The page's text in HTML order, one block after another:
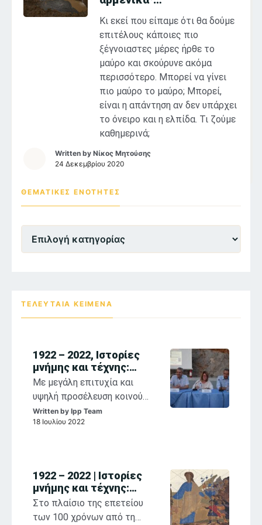
Κι εκεί που είπαμε ότι θα δούμε
επιτέλους κάποιες πιο
ξέγνοιαστες μέρες ήρθε το
μαύρο και σκούρυνε ακόμα
περισσότερο. Μπορεί να γίνει
πιο μαύρο το μαύρο; Μπορεί,
είναι η απάντηση αν δεν υπάρχει
το όνειρο και η ελπίδα. Τι ζούμε
καθημερινά;
Written by Νίκος Μητούσης
24 Δεκεμβρίου 2020
ΘΕΜΑΤΙΚΕΣ ΕΝΌΤΗΤΕΣ
Ενότητες
ΤΕΛΕΥΤΑΙΑ ΚΕΙΜΕΝΑ
1922 – 2022, Ιστορίες
μνήμης και τέχνης:
αναστοχασμοί στη
θρησκευτική ζωγραφική
των Παπαλουκά,
Κόντογλου, Βασιλείου
Με μεγάλη επιτυχία και
υψηλή προσέλευση κοινού
συνεχίζονται η έκθεση
«1922-2022, Σ. Παπαλουκάς,
εκδηλώσεις που
φιλοξενούνται στο Ιστορικό
Αρχείο Μουσείο Ύδρας στο
Written by Ipp Team
18 Ιουλίου 2022
1922 – 2022 | Ιστορίες
μνήμης και τέχνης:
Aναστοχασμοί στη
θρησκευτική ζωγραφική
Στο πλαίσιο της επετείου
των 100 χρόνων από τη